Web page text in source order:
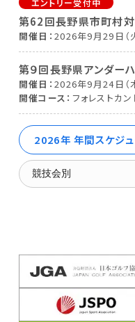
第62回長野県市町村
開催日 2026年9月29日（
第９回長野県アンダー
開催日
2026年9月24日（
開催コース
フォレストカ
2026年 年間スケジ